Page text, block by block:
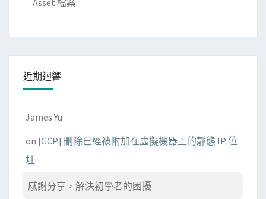
應
Asset 檔案
近期迴響
James Yu
on [GCP] 刪除已經被附加在虛擬機器上的靜態 IP 位
址
感謝分享，解決初學者的困擾